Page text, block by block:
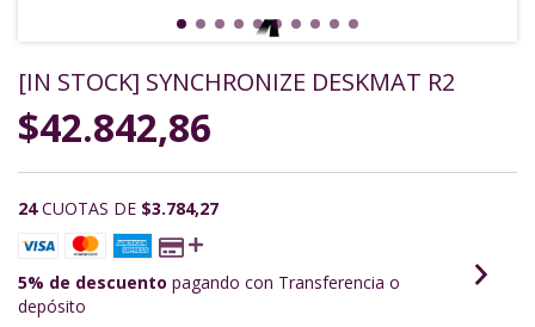
[IN STOCK] SYNCHRONIZE DESKMAT R2
$42.842,86
24 CUOTAS DE $3.784,27
5% de descuento pagando con Transferencia o
depósito